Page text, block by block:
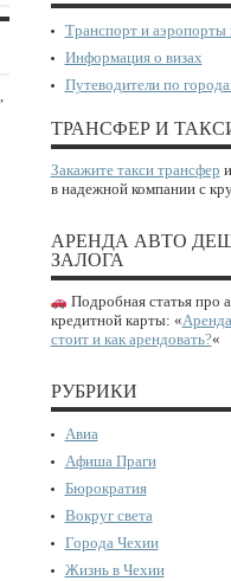
Транспорт и аэропорты
Информация о визах
Путеводители по
ТРАНСФЕР И
Закажите такси трансфер
в надежной компании с
АРЕНДА АВТО
ЗАЛОГА
Подробная статья про
кредитной карты: «
стоит и как арендовать?«
РУБРИКИ
Авиа
Афиша Праги
Бюрократия
Вокруг света
Города Чехии
Жизнь в Чехии